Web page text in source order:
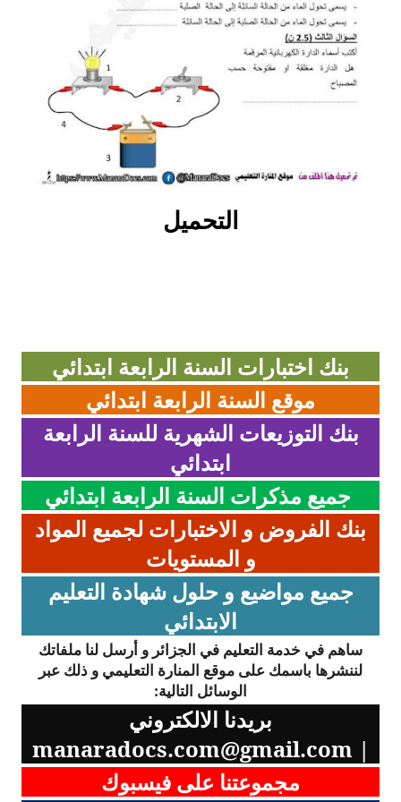
بحوث الرياضيات
بحوث التاريخ و الجغرافيا
بحوث الفيزياء و الكيمياء
بحوث العلوم الطبيعية
بحوث اللغة الفرنسية
بحوث اللغة الانجليزيةالتحميل
بنك اختبارات السنة الرابعة ابتدائي
موقع السنة الرابعة ابتدائي
بنك التوزيعات الشهرية للسنة الرابعة
ابتدائي
جميع مذكرات السنة الرابعة ابتدائي
بنك الفروض و الاختبارات لجميع المواد
و المستويات
جميع مواضيع و حلول شهادة التعليم
الابتدائي
ساهم في خدمة التعليم في الجزائر و أرسل لنا ملفاتك
لننشرها باسمك على موقع المنارة التعليمي و ذلك عبر
الوسائل التالية:
بريدنا الالكتروني
manaradocs.com@gmail.com |
مجموعتنا على فيسبوك